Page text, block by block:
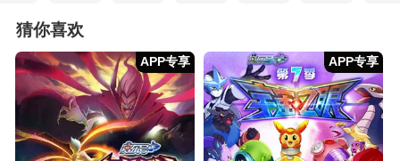
猜你喜欢
APP专享 APP专享